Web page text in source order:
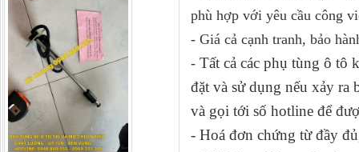
phù hợp với yêu cầu công
- Giá cả cạnh tranh, bảo
- Tất cả các phụ tùng ô tô
đặt và sử dụng nếu xảy
và gọi tới số hotline để
- Hoá đơn chứng từ đầy